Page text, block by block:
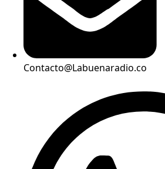
Contacto@Labuenaradio.co